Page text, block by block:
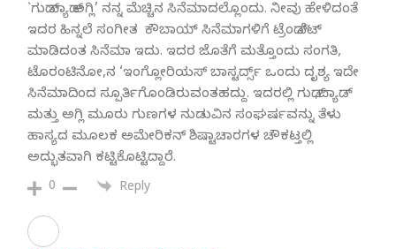
`ಗುಡ್ ಬ್ಯಾಡ್ ಅಗ್ಲಿ’ ನನ್ನ ಮೆಚ್ಚಿನ ಸಿನೆಮಾದಲ್ಲೊಂದು. ನೀವು ಹೇಳಿದಂತೆ
ಇದರ ಹಿನ್ನಲೆ ಸಂಗೀತ ಕೌಬಾಯ್ ಸಿನೆಮಾಗಳಿಗೆ ಟ್ರೆಂಡ್ ಸೆಟ್
ಮಾಡಿದಂತ ಸಿನೆಮಾ ಇದು. ಇದರ ಜೊತೆಗೆ ಮತ್ತೊಂದು ಸಂಗತಿ,
ಟೊರಂಟಿನೋ,ನ ‘ಇಂಗ್ಲೋರಿಯಸ್ ಬಾಸ್ಟರ್ದ್ಸ್ ಒಂದು ದೃಶ್ಯ ಇದೇ
ಸಿನೆಮಾದಿಂದ ಸ್ಪೂರ್ತಿಗೊಂಡಿರುವಂತಹದ್ದು. ಇದರಲ್ಲಿ ಗುಡ್ ,ಬ್ಯಾಡ್
ಮತ್ತು ಅಗ್ಲಿ ಮೂರು ಗುಣಗಳ ನುಡುವಿನ ಸಂಘರ್ಷವನ್ನು ತೆಳು
ಹಾಸ್ಯದ ಮೂಲಕ ಅಮೇರಿಕನ್ ಶಿಷ್ಟಾಚಾರಗಳ ಚೌಕಟ್ತಲ್ಲಿ
ಅದ್ಭುತವಾಗಿ ಕಟ್ಟಿಕೊಟ್ಟಿದ್ದಾರೆ.
0 Reply